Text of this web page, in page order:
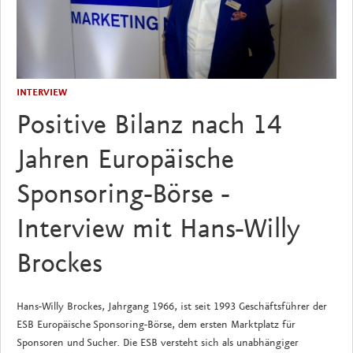
INTERVIEW
Positive Bilanz nach 14
Jahren Europäische
Sponsoring-Börse -
Interview mit Hans-Willy
Brockes
Hans-Willy Brockes, Jahrgang 1966, ist seit 1993 Geschäftsführer der
ESB Europäische Sponsoring-Börse, dem ersten Marktplatz für
Sponsoren und Sucher. Die ESB versteht sich als unabhängiger